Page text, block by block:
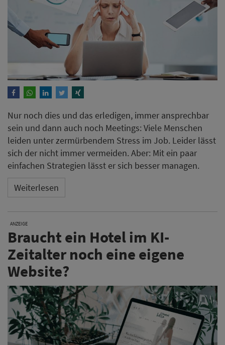
Nur noch dies und das erledigen, immer ansprechbar
sein und dann auch noch Meetings: Viele Menschen
leiden unter zermürbendem Stress im Job. Leider lässt
sich der nicht immer vermeiden. Aber: Mit ein paar
einfachen Strategien lässt er sich besser managen.
Weiterlesen
ANZEIGE
Braucht ein Hotel im KI-
Zeitalter noch eine eigene
Website?